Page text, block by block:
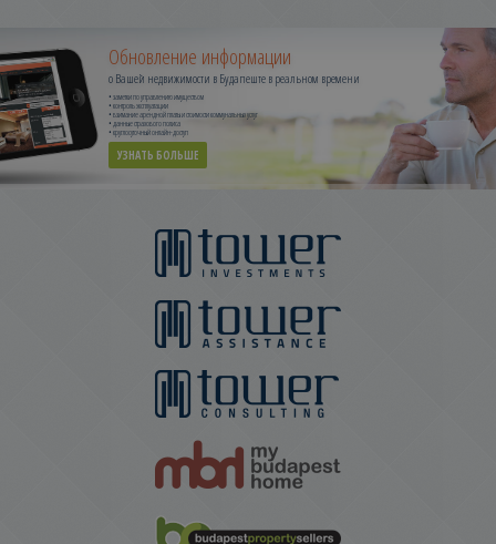
Обновление информации
о Вашей недвижимости в Будапеште в реальном времени
• заметки по управлению имуществом
• контроль эксплуатации
• взимание арендной платы и стоимости коммунальных услуг
• данные страхового полиса
• круглосуточный онлайн-доступ
УЗНАТЬ БОЛЬШЕ